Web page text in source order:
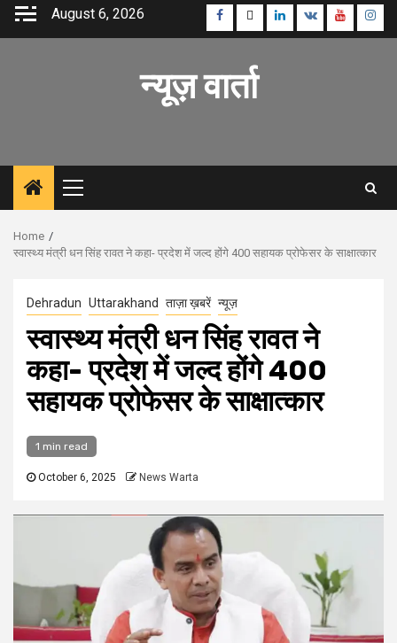
Skip
August 6, 2026 Facebook
TwitterLinkedin
VK Youtube
न्यूज़ वार्ता
Primary
Menu
Home
स्वास्थ्य मंत्री धन सिंह रावत ने कहा- प्रदेश में जल्द होंगे 400 सहायक प्रोफेसर के साक्षात्कार
Dehradun Uttarakhand ताज़ा ख़बरें न्यूज़
स्वास्थ्य मंत्री धन सिंह रावत ने
कहा- प्रदेश में जल्द होंगे 400
सहायक प्रोफेसर के साक्षात्कार
1 min read
October 6, 2025 News Warta